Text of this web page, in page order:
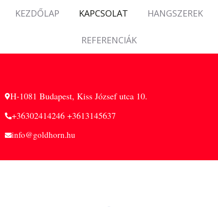
KEZDŐLAP KAPCSOLAT HANGSZEREK
REFERENCIÁK
H-1081 Budapest, Kiss József utca 10.
+36302414246 +3613145637
info@goldhorn.hu